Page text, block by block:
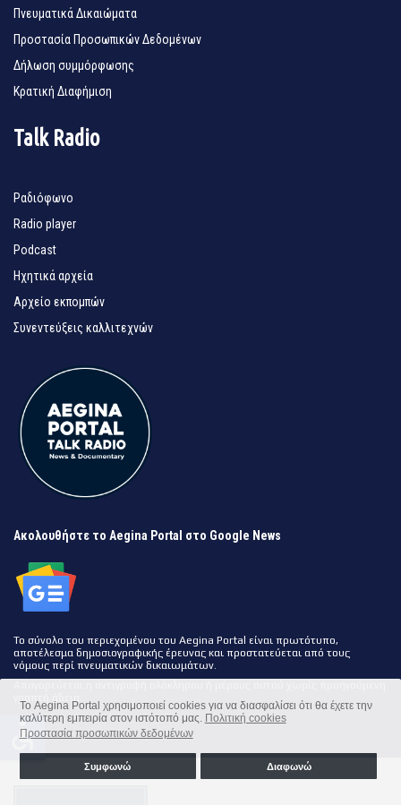
Το Aegina Portal χρησιμοποιεί cookies για να διασφαλίσει ότι θα έχετε την
καλύτερη εμπειρία στον ιστότοπό μας. Πολιτική cookies
Προστασία προσωπικών δεδομένων
Συμφωνώ Διαφωνώ
Πνευματικά Δικαιώματα
Προστασία Προσωπικών Δεδομένων
Δήλωση συμμόρφωσης
Κρατική Διαφήμιση
Talk Radio
Ραδιόφωνο
Radio player
Podcast
Ηχητικά αρχεία
Αρχείο εκπομπών
Συνεντεύξεις καλλιτεχνών
Ακολουθήστε το Aegina Portal στο Google News
Το σύνολο του περιεχομένου του Aegina Portal είναι πρωτότυπο,
αποτέλεσμα δημοσιογραφικής έρευνας και προστατεύεται από τους
νόμους περί πνευματικών δικαιωμάτων.
accessible